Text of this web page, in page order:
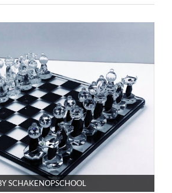
SCHAKENOPSCHOOL